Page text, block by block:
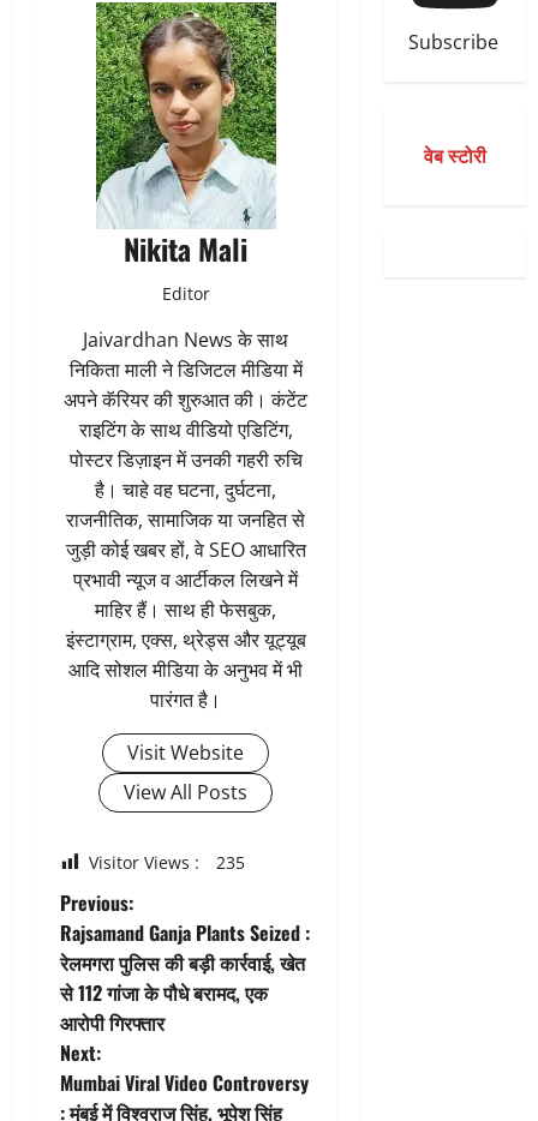
Nikita Mali
Editor
Jaivardhan News के साथ
निकिता माली ने डिजिटल मीडिया में
अपने कॅरियर की शुरुआत की। कंटेंट
राइटिंग के साथ वीडियो एडिटिंग,
पोस्टर डिज़ाइन में उनकी गहरी रुचि
है। चाहे वह घटना, दुर्घटना,
राजनीतिक, सामाजिक या जनहित से
जुड़ी कोई खबर हों, वे SEO आधारित
प्रभावी न्यूज व आर्टीकल लिखने में
माहिर हैं। साथ ही फेसबुक,
इंस्टाग्राम, एक्स, थ्रेड्स और यूट्यूब
आदि सोशल मीडिया के अनुभव में भी
पारंगत है।
Visit Website
View All Posts
Visitor Views : 235
P
o
s
t
Previous:
Rajsamand Ganja Plants Seized :
रेलमगरा पुलिस की बड़ी कार्रवाई, खेत
से 112 गांजा के पौधे बरामद, एक
आरोपी गिरफ्तार
Next:
Mumbai Viral Video Controversy
: मुंबई में विश्वराज सिंह, भूपेश सिंह
Subscribe
वेब स्टोरी